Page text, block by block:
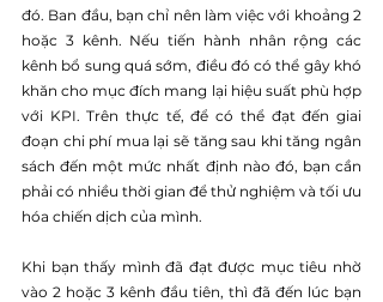
đó. Ban đầu, bạn chỉ nên làm việc với khoảng 2
hoặc 3 kênh. Nếu tiến hành nhân rộng các
kênh bổ sung quá sớm, điều đó có thể gây khó
khăn cho mục đích mang lại hiệu suất phù hợp
với KPI. Trên thực tế, để có thể đạt đến giai
đoạn chi phí mua lại sẽ tăng sau khi tăng ngân
sách đến một mức nhất định nào đó, bạn cần
phải có nhiều thời gian để thử nghiệm và tối ưu
hóa chiến dịch của mình.
Khi bạn thấy mình đã đạt được mục tiêu nhờ
vào 2 hoặc 3 kênh đầu tiên, thì đã đến lúc bạn